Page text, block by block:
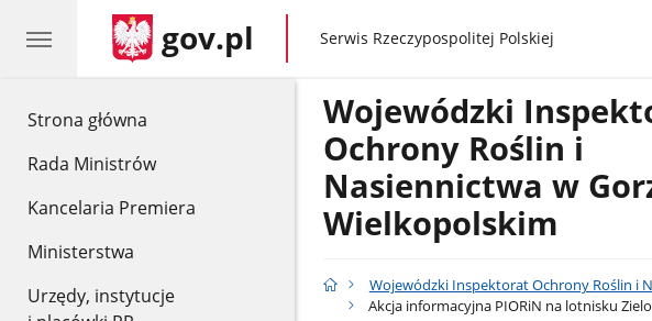
Strona główna
Rada Ministrów
Kancelaria Premiera
Ministerstwa
Urzędy, instytucje
gov.pl gov.pl
Serwis Rzeczypospolitej Polskiej
Wojewódzki
Ochrony Roślin i
Nasiennictwa w
Wielkopolskim
Wojewódzki Inspektorat Ochrony Roślin i
Akcja informacyjna PIORiN na lotnisku